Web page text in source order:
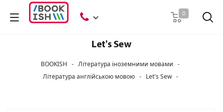
0
Let's Sew
BOOKISH - Література іноземними мовами -
Література англійською мовою - Let's Sew -